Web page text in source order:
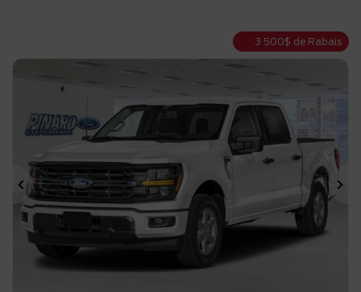
3 500$ de Rabais
Précédent